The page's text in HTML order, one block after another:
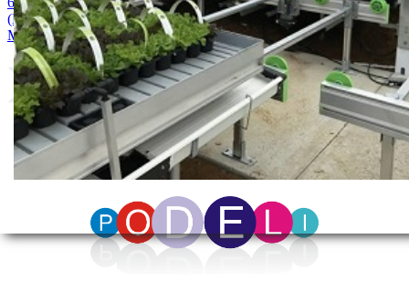
(MKP) 25kg 8. MONOAMONIJUMFOSFAT(MAP) 25 kg 9.
MAGNEZIJUM NITRAT 25kg